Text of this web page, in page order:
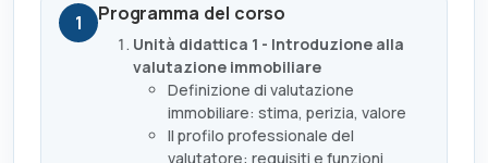
1 Programma del corso
Unità didattica 1 - Introduzione alla
valutazione immobiliare
Definizione di valutazione
immobiliare: stima, perizia, valore
Il profilo professionale del
valutatore: requisiti e funzioni